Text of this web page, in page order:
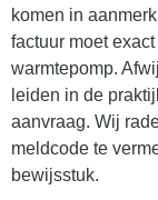
komen in
factuur moet
warmtepomp.
leiden in de
aanvraag. Wij
meldcode te
bewijsstuk.